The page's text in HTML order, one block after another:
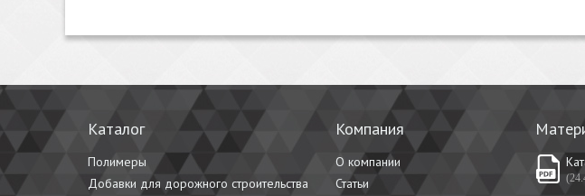
Каталог
Полимеры
Добавки для дорожного строительства
Компания
О компании
Статьи